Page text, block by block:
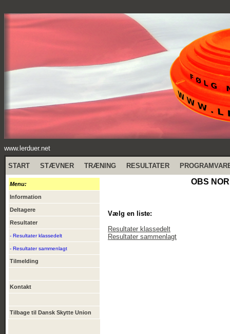
www.lerduer.net
START STÆVNER TRÆNING RESULTATER
Menu:
Information
Deltagere
Resultater
- Resultater klassedelt
- Resultater sammenlagt
Tilmelding
Kontakt
Tilbage til Dansk Skytte Union
OBS
Vælg en liste:
Resultater klassedelt
Resultater sammenlagt